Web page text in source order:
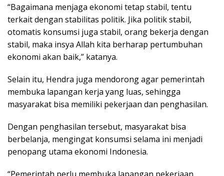
“Bagaimana menjaga ekonomi tetap stabil, tentu
terkait dengan stabilitas politik. Jika politik stabil,
otomatis konsumsi juga stabil, orang bekerja dengan
stabil, maka insya Allah kita berharap pertumbuhan
ekonomi akan baik,” katanya.
Selain itu, Hendra juga mendorong agar pemerintah
membuka lapangan kerja yang luas, sehingga
masyarakat bisa memiliki pekerjaan dan penghasilan.
Dengan penghasilan tersebut, masyarakat bisa
berbelanja, mengingat konsumsi selama ini menjadi
penopang utama ekonomi Indonesia.